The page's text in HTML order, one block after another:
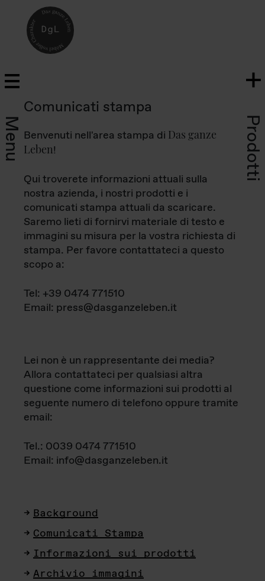
Menu Prodotti
Comunicati stampa
Benvenuti nell'area stampa di Das ganze
Leben!
Qui troverete informazioni attuali sulla
nostra azienda, i nostri prodotti e i
comunicati stampa attuali da scaricare.
Saremo lieti di fornirvi materiale di testo e
immagini su misura per la vostra richiesta di
stampa. Per favore contattateci a questo
scopo a:
Tel: +39 0474 771510
Email: press@dasganzeleben.it
Lei non è un rappresentante dei media?
Allora contattateci per qualsiasi altra
questione come informazioni sui prodotti al
seguente numero di telefono oppure tramite
email:
Tel.: 0039 0474 771510
Email: info@dasganzeleben.it
Background
Comunicati Stampa
Informazioni sui prodotti
Archivio immagini